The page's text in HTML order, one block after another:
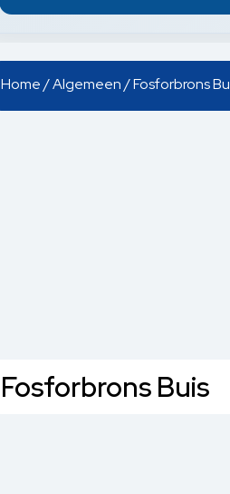
Home/Algemeen/ Fosforbrons
Fosforbrons Buis